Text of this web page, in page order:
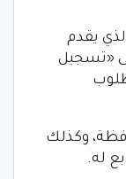
يقدم
«تسجيل
وكذلك
له.